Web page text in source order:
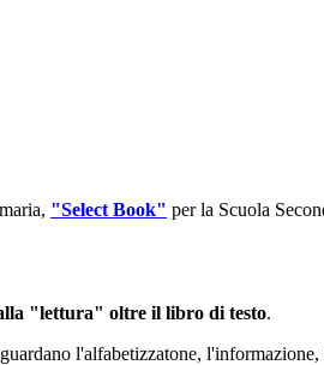
"Select Book" per la Scuola
"lettura" oltre il libro di testo.
l'alfabetizzatone,